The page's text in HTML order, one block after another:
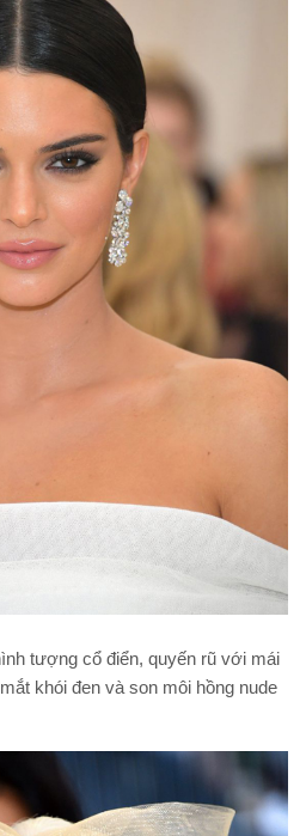
tượng cổ điển, quyến rũ với mái
khói đen và son môi hồng nude